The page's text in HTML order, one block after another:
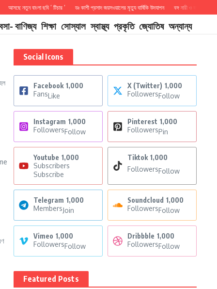
আসছে নতুন বাংলা ছবি ‘ টিচার ‘ ডঃ কাশী প্রসাদ জয়সওয়ালের মৃত্যু বার্ষিকি উদযাপন বঙ্গ নারী ও বঙ্গ পুরুষ সম্মান
বাণিজ্য শিক্ষা সোস্যাল স্বাস্থ্য প্রকৃতি জ্যোতিষ অন্যান্য
Social Icons
Facebook 1,000
FansLike
X (Twitter) 1,000
FollowersFollow
Instagram 1,000
FollowersFollow
Pinterest 1,000
FollowersPin
Youtube 1,000
Subscribers
Subscribe
Tiktok 1,000
FollowersFollow
Telegram 1,000
MembersJoin
Soundcloud 1,000
FollowersFollow
Vimeo 1,000
FollowersFollow
Dribbble 1,000
FollowersFollow
Featured Posts